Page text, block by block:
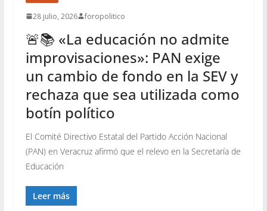
28 julio, 2026 foropolitico
🚨📚 «La educación no admite
improvisaciones»: PAN exige
un cambio de fondo en la SEV y
rechaza que sea utilizada como
botín político
El Comité Directivo Estatal del Partido Acción Nacional
(PAN) en Veracruz afirmó que el relevo en la Secretaría de
Educación
Leer más